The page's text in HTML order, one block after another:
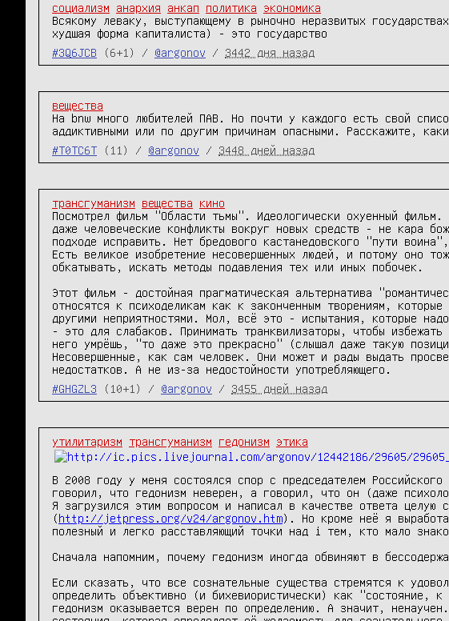
социализм анархия анкап политика
экономика
Всякому леваку, выступающему в рыночно неразвитых
худшая форма капиталиста) - это государство
#3Q6JCB
(6+1) / @argonov / 3442 дня назад
вещества
На bnw много любителей ПАВ. Но почти у каждого есть свой
аддиктивными или по другим причинам опасными. Расскажите,
#T0TC6T
(11) / @argonov / 3448 дней назад
трансгуманизм вещества
кино
Посмотрел фильм "Области тьмы". Идеологически охуенный
даже человеческие конфликты вокруг новых средств - не кара
подходе исправить. Нет бредового кастанедовского "пути
Есть великое изобретение несовершенных людей, и потому оно
обкатывать, искать методы подавления тех или иных побочек.
Этот фильм - достойная прагматическая альтернатива
относятся к психоделикам как к законченным творениям,
другими неприятностями. Мол, всё это - испытания, которые
- это для слабаков. Принимать транквилизаторы, чтобы
него умрёшь, "то даже это прекрасно" (слышал даже такую
Несовершенные, как сам человек. Они может и рады выдать
недостатков. А не из-за недостойности употребляющего.
#GHGZL3
(10+1) / @argonov / 3455 дней назад
утилитаризм трансгуманизм гедонизм
этика
В 2008 году у меня состоялся спор с председателем
говорил, что гедонизм неверен, а говорил, что он (даже
Я загрузился этим вопросом и написал в качестве ответа
(http://jetpress.org/v24/argonov.htm). Но кроме неё я
полезный и легко расставляющий точки над i тем, кто мало
Сначала напомним, почему гедонизм иногда обвиняют в
Если сказать, что все сознательные существа стремятся к
определить объективно (и бихевиористически) как "состояние,
гедонизм оказывается верен по определению. А значит,